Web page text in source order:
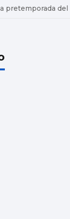
pretemporada del